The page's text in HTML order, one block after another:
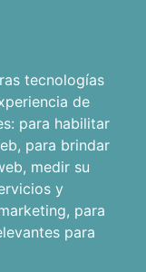
tecnologías
de
para habilitar
, para brindar
, medir su
y
, para
para